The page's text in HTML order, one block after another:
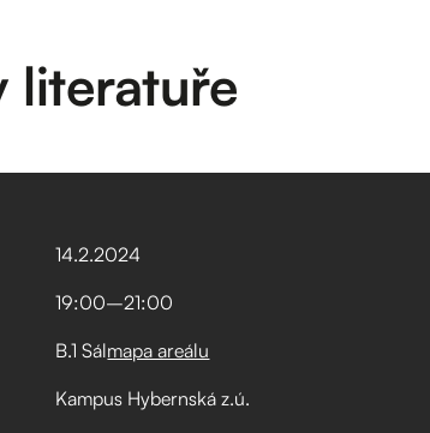
literatuře
14.2.2024
19:00–⁠21:00
B.1 Sálmapa areálu
Kampus Hybernská z.ú.